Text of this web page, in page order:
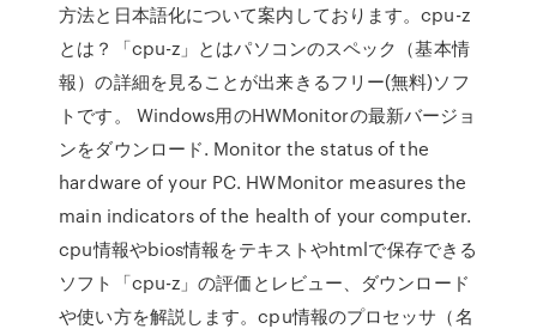
方法と日本語化について案内しております。cpu-z
とは？「cpu-z」とはパソコンのスペック（基本情
報）の詳細を見ることが出来きるフリー(無料)ソフ
トです。 Windows用のHWMonitorの最新バージョ
ンをダウンロード. Monitor the status of the
hardware of your PC. HWMonitor measures the
main indicators of the health of your computer.
cpu情報やbios情報をテキストやhtmlで保存できる
ソフト「cpu-z」の評価とレビュー、ダウンロード
や使い方を解説します。cpu情報のプロセッサ（名